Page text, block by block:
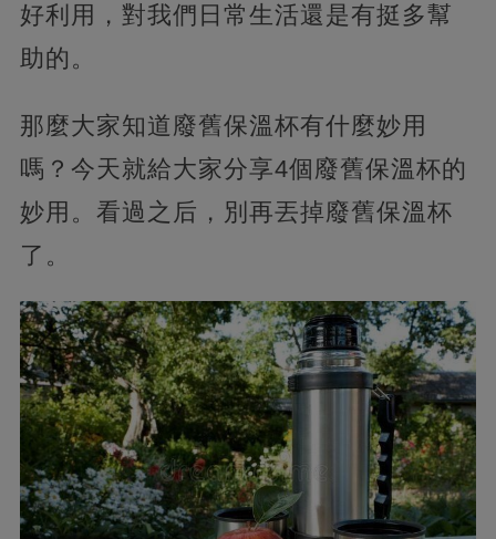
好利用，對我們日常生活還是有挺多幫
助的。
那麼大家知道廢舊保溫杯有什麼妙用
嗎？今天就給大家分享4個廢舊保溫杯的
妙用。看過之后，別再丟掉廢舊保溫杯
了。